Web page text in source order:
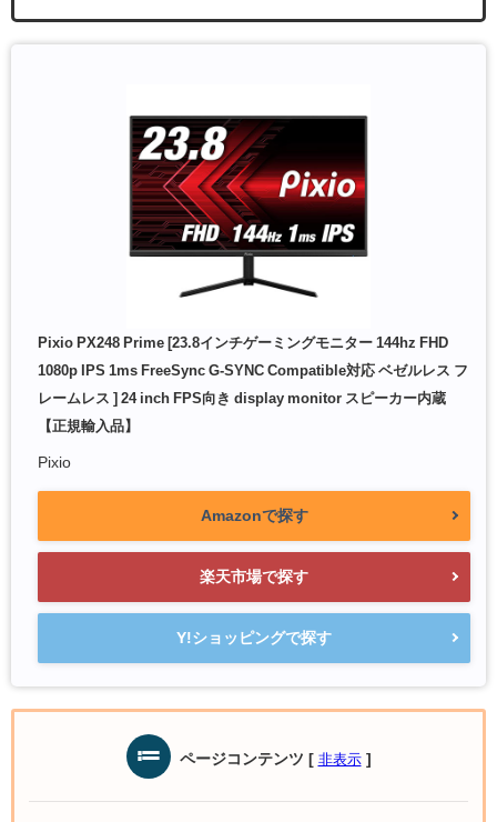
Pixio PX248 Prime [23.8インチゲーミングモニター 144hz FHD
1080p IPS 1ms FreeSync G-SYNC Compatible対応 ベゼルレス フ
レームレス ] 24 inch FPS向き display monitor スピーカー内蔵
【正規輸入品】
Pixio
Amazonで探す
楽天市場で探す
Y!ショッピングで探す
ページコンテンツ [ 非表示 ]